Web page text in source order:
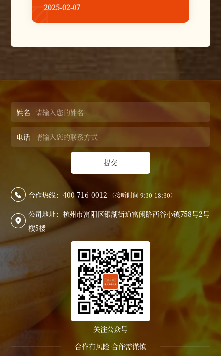
致敬，更是对未来美食旅程的美好期许。开
工日活动的举办，其重要性远远超越了简单
2025-02-07

姓名
电话
提交
 合作热线：400-716-0012 （接听时间 9:30-18:30）

公司地址：杭州市富阳区银湖街道富闲路西谷小镇758号2号
楼5楼
关注公众号
合作有风险 合作需谨慎